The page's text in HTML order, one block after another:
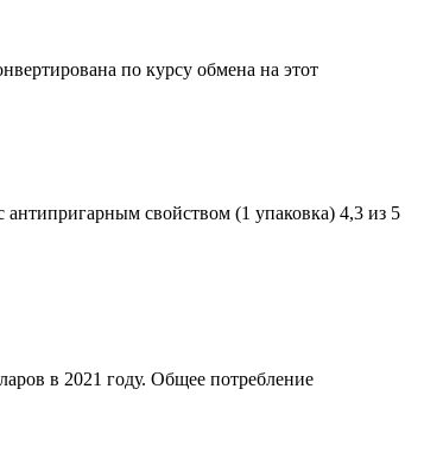
по курсу обмена на этот
свойством (1 упаковка) 4,3 из 5
в 2021 году. Общее потребление